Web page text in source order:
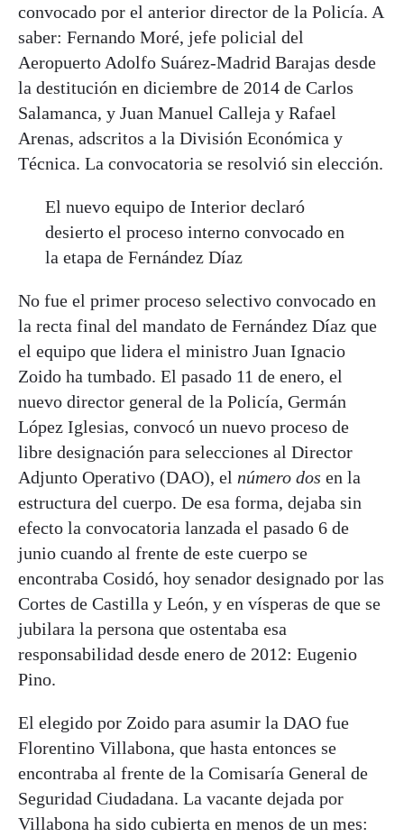
convocado por el anterior director de la Policía. A
saber: Fernando Moré, jefe policial del
Aeropuerto Adolfo Suárez-Madrid Barajas desde
la destitución en diciembre de 2014 de Carlos
Salamanca, y Juan Manuel Calleja y Rafael
Arenas, adscritos a la División Económica y
Técnica. La convocatoria se resolvió sin elección.
El nuevo equipo de Interior declaró
desierto el proceso interno convocado en
la etapa de Fernández Díaz
No fue el primer proceso selectivo convocado en
la recta final del mandato de Fernández Díaz que
el equipo que lidera el ministro Juan Ignacio
Zoido ha tumbado. El pasado 11 de enero, el
nuevo director general de la Policía, Germán
López Iglesias, convocó un nuevo proceso de
libre designación para selecciones al Director
Adjunto Operativo (DAO), el número dos en la
estructura del cuerpo. De esa forma, dejaba sin
efecto la convocatoria lanzada el pasado 6 de
junio cuando al frente de este cuerpo se
encontraba Cosidó, hoy senador designado por las
Cortes de Castilla y León, y en vísperas de que se
jubilara la persona que ostentaba esa
responsabilidad desde enero de 2012: Eugenio
Pino.
El elegido por Zoido para asumir la DAO fue
Florentino Villabona, que hasta entonces se
encontraba al frente de la Comisaría General de
Seguridad Ciudadana. La vacante dejada por
Villabona ha sido cubierta en menos de un mes: